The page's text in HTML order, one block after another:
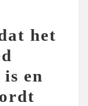
het
en